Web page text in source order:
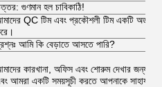
গুণমান হল চাবিকাঠি!
QC টিম এবং প্রকৌশলী টিম একটি অর্ডার
আমি কি বেড়াতে আসতে পারি?
কারখানা, অফিস এবং শোরুম দেখার জন্য
আমরা একটি সময়সূচী করতে আপনাকে সাহায্য